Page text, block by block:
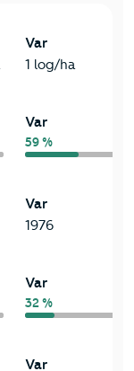
Var
1 log/ha
Var
59 %
Var
1976
Var
32 %
Var